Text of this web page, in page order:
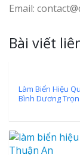
Email:
Bài viết
Làm Biển Hiệu
Bình Dương